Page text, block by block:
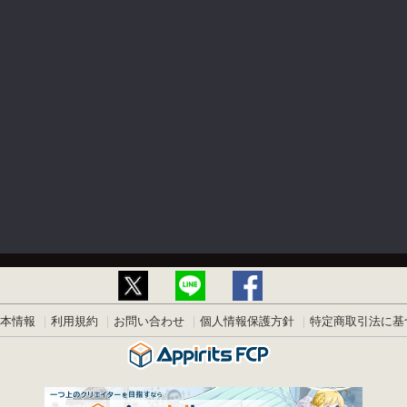
情報 利用規約 お問い合わせ 個人情報保護方針 特定商取引法に基